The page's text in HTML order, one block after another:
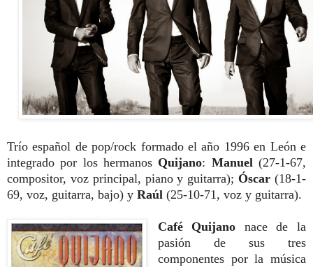
Trío español de pop/rock formado el año 1996 en León e
integrado por los hermanos Quijano: Manuel(27-1-67,
compositor, voz principal, piano y guitarra); Óscar (18-1-
69, voz, guitarra, bajo) y Raúl (25-10-71, voz y guitarra).
Café Quijano nace de la
pasión de sus tres
componentes por la música